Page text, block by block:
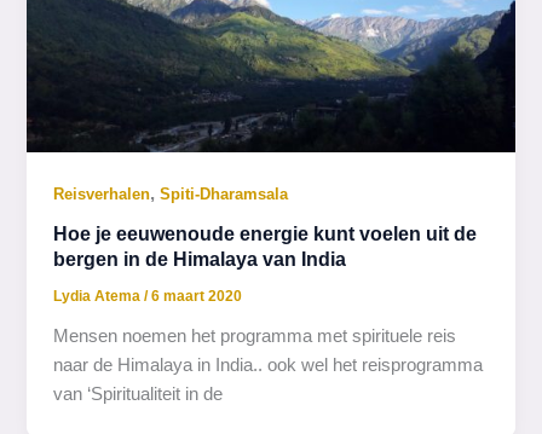
Reisverhalen,Spiti-Dharamsala
Hoe je eeuwenoude energie kunt voelen uit de
bergen in de Himalaya van India
Lydia Atema/6 maart 2020
Mensen noemen het programma met spirituele reis
naar de Himalaya in India.. ook wel het reisprogramma
van ‘Spiritualiteit in de